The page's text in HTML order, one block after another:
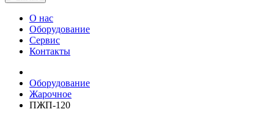
О нас
Оборудование
Сервис
Контакты
Оборудование
Жарочное
ПЖП-120